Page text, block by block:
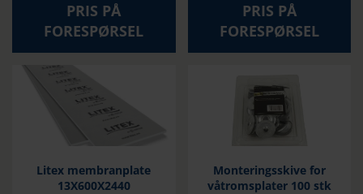
PRIS PÅ
FORESPØRSEL
PRIS PÅ
FORESPØRSEL
Litex membranplate
13X600X2440
Monteringsskive for
våtromsplater 100 stk